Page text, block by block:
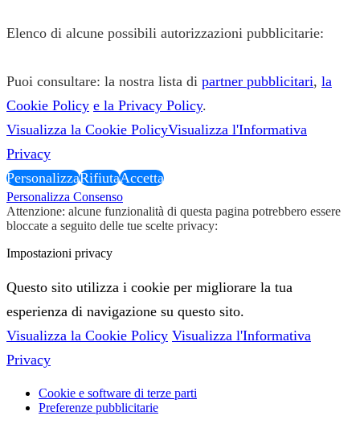
Elenco di alcune possibili autorizzazioni pubblicitarie:
Puoi consultare: la nostra lista di partner pubblicitari, la
Cookie Policy e la Privacy Policy.
Visualizza la Cookie PolicyVisualizza l'Informativa
Privacy
PersonalizzaRifiutaAccetta
Personalizza Consenso
Attenzione: alcune funzionalità di questa pagina potrebbero essere
bloccate a seguito delle tue scelte privacy:
Impostazioni privacy
Questo sito utilizza i cookie per migliorare la tua
esperienza di navigazione su questo sito.
Visualizza la Cookie Policy Visualizza l'Informativa
Privacy
Cookie e software di terze parti
Preferenze pubblicitarie